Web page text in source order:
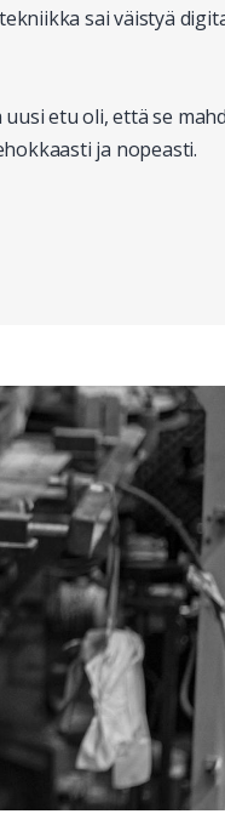
sai väistyä
etu oli, että se
ja nopeasti.